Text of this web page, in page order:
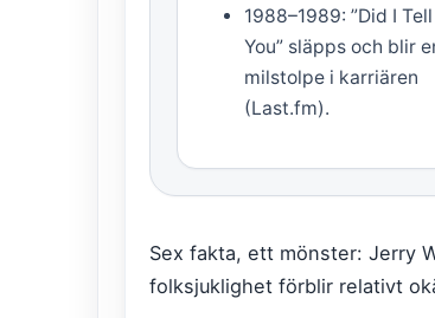
1988–1989: ”Did I Tell
You” släpps och blir
milstolpe i karriären
(Last.fm).
Sex fakta, ett mönster: Jerry
folksjuklighet förblir relativt